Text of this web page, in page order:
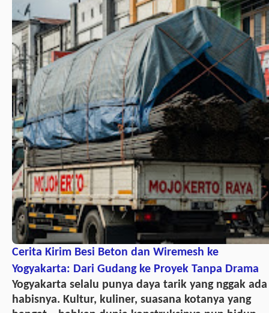
Cerita Kirim Besi Beton dan Wiremesh ke
Yogyakarta: Dari Gudang ke Proyek Tanpa Drama
Yogyakarta selalu punya daya tarik yang nggak ada
habisnya. Kultur, kuliner, suasana kotanya yang